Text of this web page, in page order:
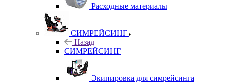
Расходные материалы
СИМРЕЙСИНГ
Назад
СИМРЕЙСИНГ
Экипировка для симрейсинга